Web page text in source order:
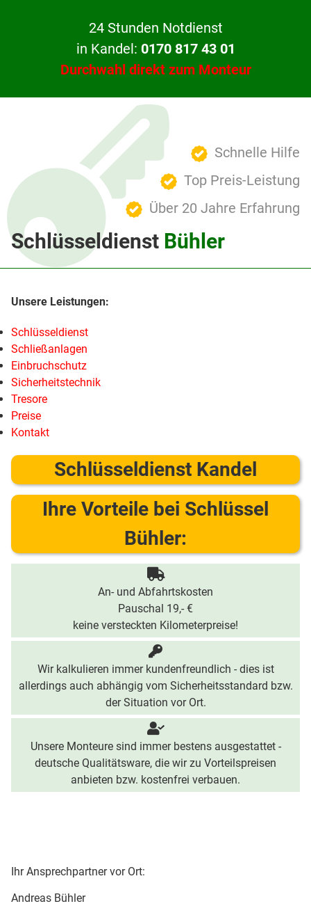
24 Stunden Notdienst
in Kandel: 0170 817 43 01
Durchwahl direkt zum Monteur
Schnelle Hilfe
Top Preis-Leistung
Über 20 Jahre Erfahrung
Schlüsseldienst Bühler
Schlüsseldienst
Schließanlagen
Einbruchschutz
Sicherheitstechnik
Tresore
Preise
Kontakt
Schlüsseldienst Kandel
Ihre Vorteile bei Schlüssel
Bühler:
An- und Abfahrtskosten
Pauschal 19,- €
keine versteckten Kilometerpreise!
Wir kalkulieren immer kundenfreundlich - dies ist
allerdings auch abhängig vom Sicherheitsstandard bzw.
der Situation vor Ort.
Unsere Monteure sind immer bestens ausgestattet -
deutsche Qualitätsware, die wir zu Vorteilspreisen
anbieten bzw. kostenfrei verbauen.
Ihr Ansprechpartner vor Ort:
Andreas Bühler